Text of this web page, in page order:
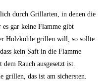
durch Grillarten, in denen die
es gar keine Flamme gibt
Holzkohle grillen will, so sollte
kein Saft in die Flamme
Rauch ausgesetzt ist.
grillen, das ist am sichersten.